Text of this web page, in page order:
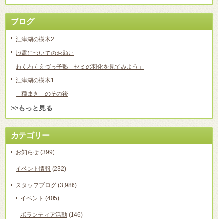
ブログ
江津湖の樹木2
地震についてのお願い
わくわくえづっ子塾「セミの羽化を見てみよう」
江津湖の樹木1
「種まき」のその後
>>もっと見る
カテゴリー
お知らせ (399)
イベント情報 (232)
スタッフブログ (3,986)
イベント (405)
ボランティア活動 (146)